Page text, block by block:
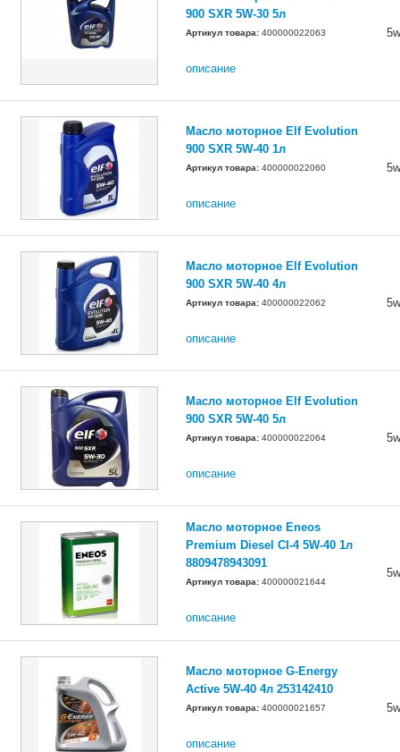
900 SXR 5W-30 5л
Артикул товара: 400000022063
описание
Масло моторное Elf Evolution
900 SXR 5W-40 1л
Артикул товара: 400000022060
описание
Масло моторное Elf Evolution
900 SXR 5W-40 4л
Артикул товара: 400000022062
описание
Масло моторное Elf Evolution
900 SXR 5W-40 5л
Артикул товара: 400000022064
описание
Масло моторное Eneos
Premium Diesel CI-4 5W-40 1л
8809478943091
Артикул товара: 400000021644
описание
Масло моторное G-Energy
Active 5W-40 4л 253142410
Артикул товара: 400000021657
описание